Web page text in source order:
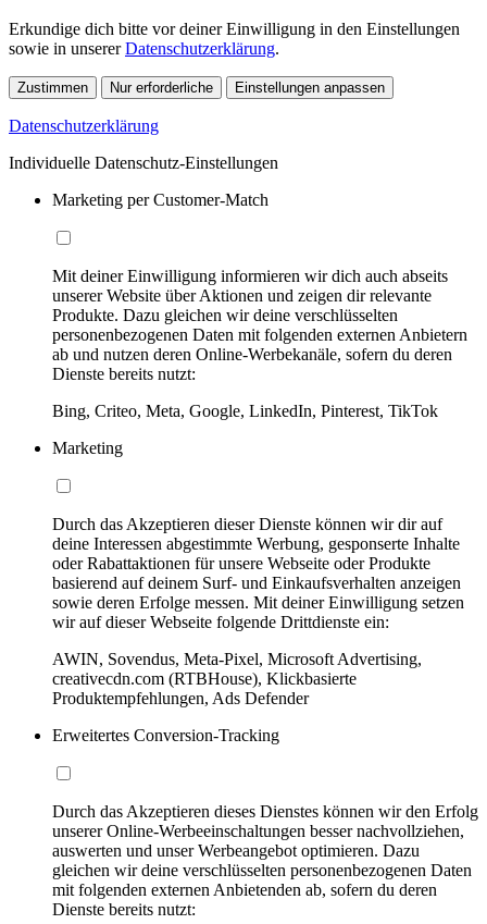
Erkundige dich bitte vor deiner Einwilligung in den Einstellungen
sowie in unsererDatenschutzerklärung.
Zustimmen Nur erforderliche Einstellungen anpassen
Datenschutzerklärung
Individuelle Datenschutz-Einstellungen
Marketing per Customer-Match
Mit deiner Einwilligung informieren wir dich auch abseits
unserer Website über Aktionen und zeigen dir relevante
Produkte. Dazu gleichen wir deine verschlüsselten
personenbezogenen Daten mit folgenden externen Anbietern
ab und nutzen deren Online-Werbekanäle, sofern du deren
Dienste bereits nutzt:
Bing, Criteo, Meta, Google, LinkedIn, Pinterest, TikTok
Marketing
Durch das Akzeptieren dieser Dienste können wir dir auf
deine Interessen abgestimmte Werbung, gesponserte Inhalte
oder Rabattaktionen für unsere Webseite oder Produkte
basierend auf deinem Surf- und Einkaufsverhalten anzeigen
sowie deren Erfolge messen. Mit deiner Einwilligung setzen
wir auf dieser Webseite folgende Drittdienste ein:
AWIN, Sovendus, Meta-Pixel, Microsoft Advertising,
creativecdn.com (RTBHouse), Klickbasierte
Produktempfehlungen, Ads Defender
Erweitertes Conversion-Tracking
Durch das Akzeptieren dieses Dienstes können wir den Erfolg
unserer Online-Werbeeinschaltungen besser nachvollziehen,
auswerten und unser Werbeangebot optimieren. Dazu
gleichen wir deine verschlüsselten personenbezogenen Daten
mit folgenden externen Anbietenden ab, sofern du deren
Dienste bereits nutzt: